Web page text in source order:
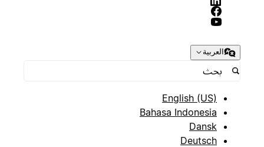
العربية
English (US)
Bahasa Indonesia
Dansk
Deutsch